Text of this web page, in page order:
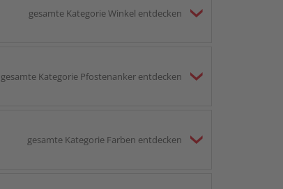
gesamte Kategorie Winkel entdecken
gesamte Kategorie Pfostenanker entdecken
gesamte Kategorie Farben entdecken